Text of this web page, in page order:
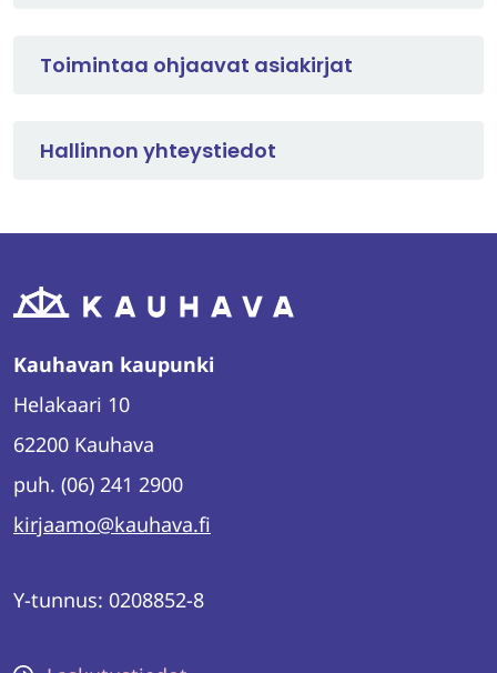
Toimintaa ohjaavat asiakirjat
Hallinnon yhteystiedot
Kauhavan kaupunki
Helakaari 10
62200 Kauhava
puh. (06) 241 2900
kirjaamo@kauhava.fi
Y-tunnus: 0208852-8